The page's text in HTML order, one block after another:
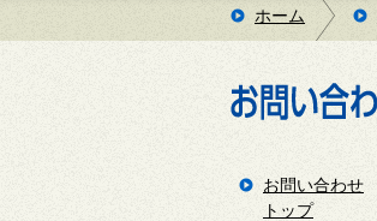
ホーム
お問い合わせ
トップ